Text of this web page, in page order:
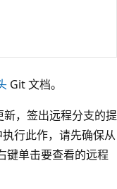
Git 文档。
，签出远程分支的提
行此作，请先确保从
键单击要查看的远程